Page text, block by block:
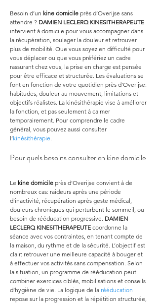
Besoin d’un kine domicile près d’Overijse sans
attendre ? DAMIEN LECLERQ KINESITHERAPEUTE
intervient à domicile pour vous accompagner dans
la récupération, soulager la douleur et retrouver
plus de mobilité. Que vous soyez en difficulté pour
vous déplacer ou que vous préfériez un cadre
rassurant chez vous, la prise en charge est pensée
pour être efficace et structurée. Les évaluations se
font en fonction de votre quotidien près d’Overijse:
habitudes, douleur au mouvement, limitations et
objectifs réalistes. La kinésithérapie vise à améliorer
la fonction, et pas seulement à calmer
temporairement. Pour comprendre le cadre
général, vous pouvez aussi consulter
l’kinésithérapie.
Pour quels besoins consulter en kine domicile
Le kine domicile près d’Overijse convient à de
nombreux cas: raideurs après une période
d’inactivité, récupération après geste médical,
douleurs chroniques qui perturbent le sommeil, ou
besoin de rééducation progressive. DAMIEN
LECLERQ KINESITHERAPEUTE coordonne la
séance avec vos contraintes, en tenant compte de
la maison, du rythme et de la sécurité. L’objectif est
clair: retrouver une meilleure capacité à bouger et
à effectuer vos activités sans compensation. Selon
la situation, un programme de rééducation peut
combiner exercices ciblés, mobilisations et conseils
d’hygiène de vie. La logique de la rééducation
repose sur la progression et la répétition structurée,